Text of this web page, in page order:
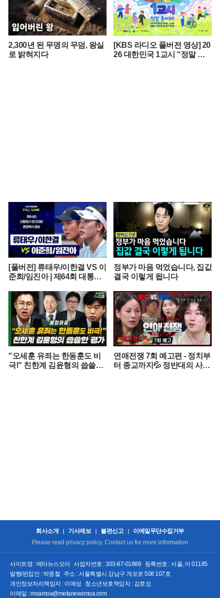
2,300년 된 무명의 무덤, 왕실
로 밝혀지다
[KBS 라디오 풀버전 영상] 20
26 대한민국 1교시 “정말 좋
[풀버전] 류태우/이한결 VS 이
준희/임진아 | 제64회 대통령
승 (26.07.22 방송)
정부가 마음 먹었습니다, 집값
결국 이렇게 됩니다
"오세훈 유죄는 한동훈도 비
극!" 친한계 김윤형의 씁쓸한
연애전쟁 7회 예고편 - 정치부
터 종교까지💦 정반대의 사상
회사소개 기사제보 불편신고
이메일무단수집거부
Please read privacy policy. Contact us for more information
사이트명 : 메타뉴스모아 사업자번호 : 303-87-01888
등록번호 : 서울, 아 01185
발행/편집인 : 박종철
주소 : 서울특별시 강남구 개포로 508 107호
개인정보처리책임자 : 이예성
청소년보호책임자 : 김호성
이메일 : moamoa@metanewsmoa.com